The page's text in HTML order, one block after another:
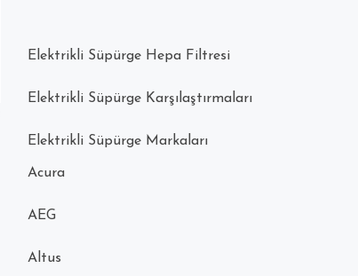
Elektrikli Süpürge Hepa Filtresi
Elektrikli Süpürge Karşılaştırmaları
Elektrikli Süpürge Markaları
Acura
AEG
Altus